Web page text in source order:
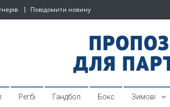
Повідомити новину
спортивний
Регбі Гандбол Бокс Зимові